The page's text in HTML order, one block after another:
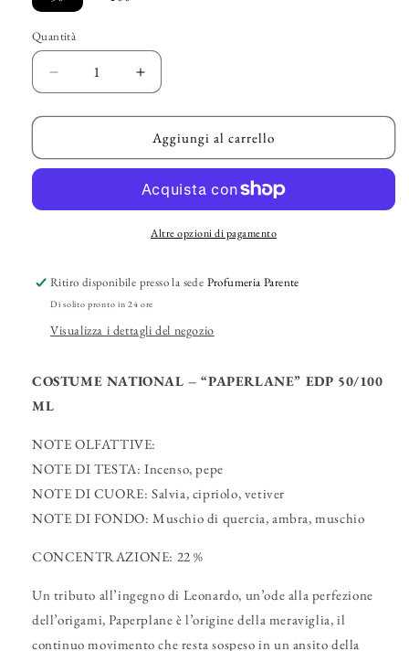
Quantità
Diminuisci
quantità
per
NATIONAL
EDP
Aumenta
quantità
per
COSTUME
NATIONAL
“Paperlane”
EDP
Aggiungi al carrello
Altre opzioni di pagamento
Ritiro disponibile presso la sede Profumeria Parente
Di solito pronto in 24 ore
Visualizza i dettagli del negozio
COSTUME NATIONAL – “PAPERLANE” EDP 50/100
ML
NOTE OLFATTIVE:
NOTE DI TESTA: Incenso, pepe
NOTE DI CUORE: Salvia, cipriolo, vetiver
NOTE DI FONDO: Muschio di quercia, ambra, muschio
CONCENTRAZIONE: 22 %
Un tributo all’ingegno di Leonardo, un’ode alla perfezione
dell’origami, Paperplane è l’origine della meraviglia, il
continuo movimento che resta sospeso in un ansito della